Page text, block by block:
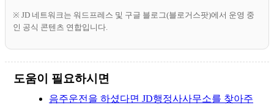
※ JD 네트워크는 워드프레스 및 구글 블로그(블로거스팟)에서 운영 중
인 공식 콘텐츠 연합입니다.
도움이 필요하시면
음주운전을 하셨다면 JD행정사사무소를 찾아주